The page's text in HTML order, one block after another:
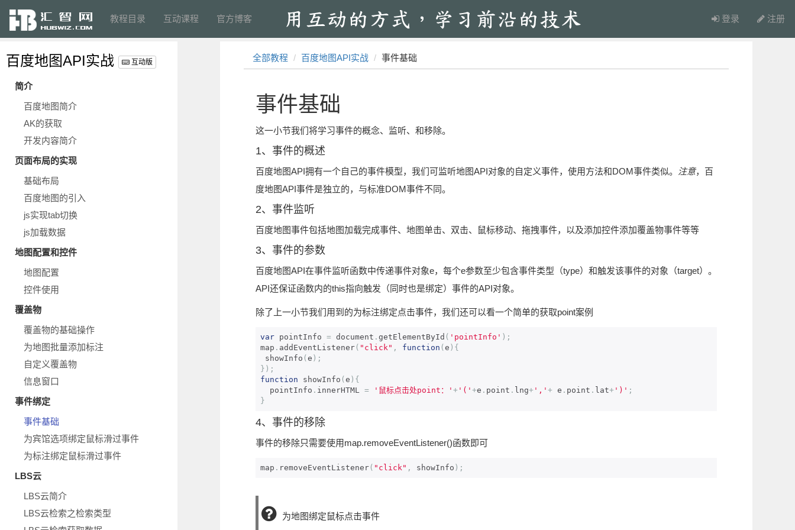
教程目录 互动课程 官方博客 登录 注册
百度地图API实战 互动版
简介
百度地图简介
AK的获取
开发内容简介
页面布局的实现
基础布局
百度地图的引入
js实现tab切换
js加载数据
地图配置和控件
地图配置
控件使用
覆盖物
覆盖物的基础操作
为地图批量添加标注
自定义覆盖物
信息窗口
事件绑定
事件基础
为宾馆选项绑定鼠标滑过事件
为标注绑定鼠标滑过事件
LBS云
LBS云简介
LBS云检索之检索类型
全部教程 百度地图API实战 事件基础
事件基础
这一小节我们将学习事件的概念、监听、和移除。
1、事件的概述
百度地图API拥有一个自己的事件模型，我们可监听地图API对象的自定义事件，使用方法和DOM事件类似。 注意，百
度地图API事件是独立的，与标准DOM事件不同。
2、事件监听
百度地图事件包括地图加载完成事件、地图单击、双击、鼠标移动、拖拽事件，以及添加控件添加覆盖物事件等等
3、事件的参数
百度地图API在事件监听函数中传递事件对象e，每个e参数至少包含事件类型（type）和触发该事件的对象（target）。
API还保证函数内的this指向触发（同时也是绑定）事件的API对象。
除了上一小节我们用到的为标注绑定点击事件，我们还可以看一个简单的获取point案例
var pointInfo = document . getElementById ( 'pointInfo' );
map . addEventListener( "click" , function ( e ){
showInfo ( e );
});
function showInfo ( e ){
  pointInfo
. innerHTML = '鼠标点击处point：' + '(' +e . point . lng+ ',' + e . point . lat+ ')' ;
}
4、事件的移除
事件的移除只需要使用map.removeEventListener()函数即可
map . removeEventListener( "click" , showInfo );
为地图绑定鼠标点击事件